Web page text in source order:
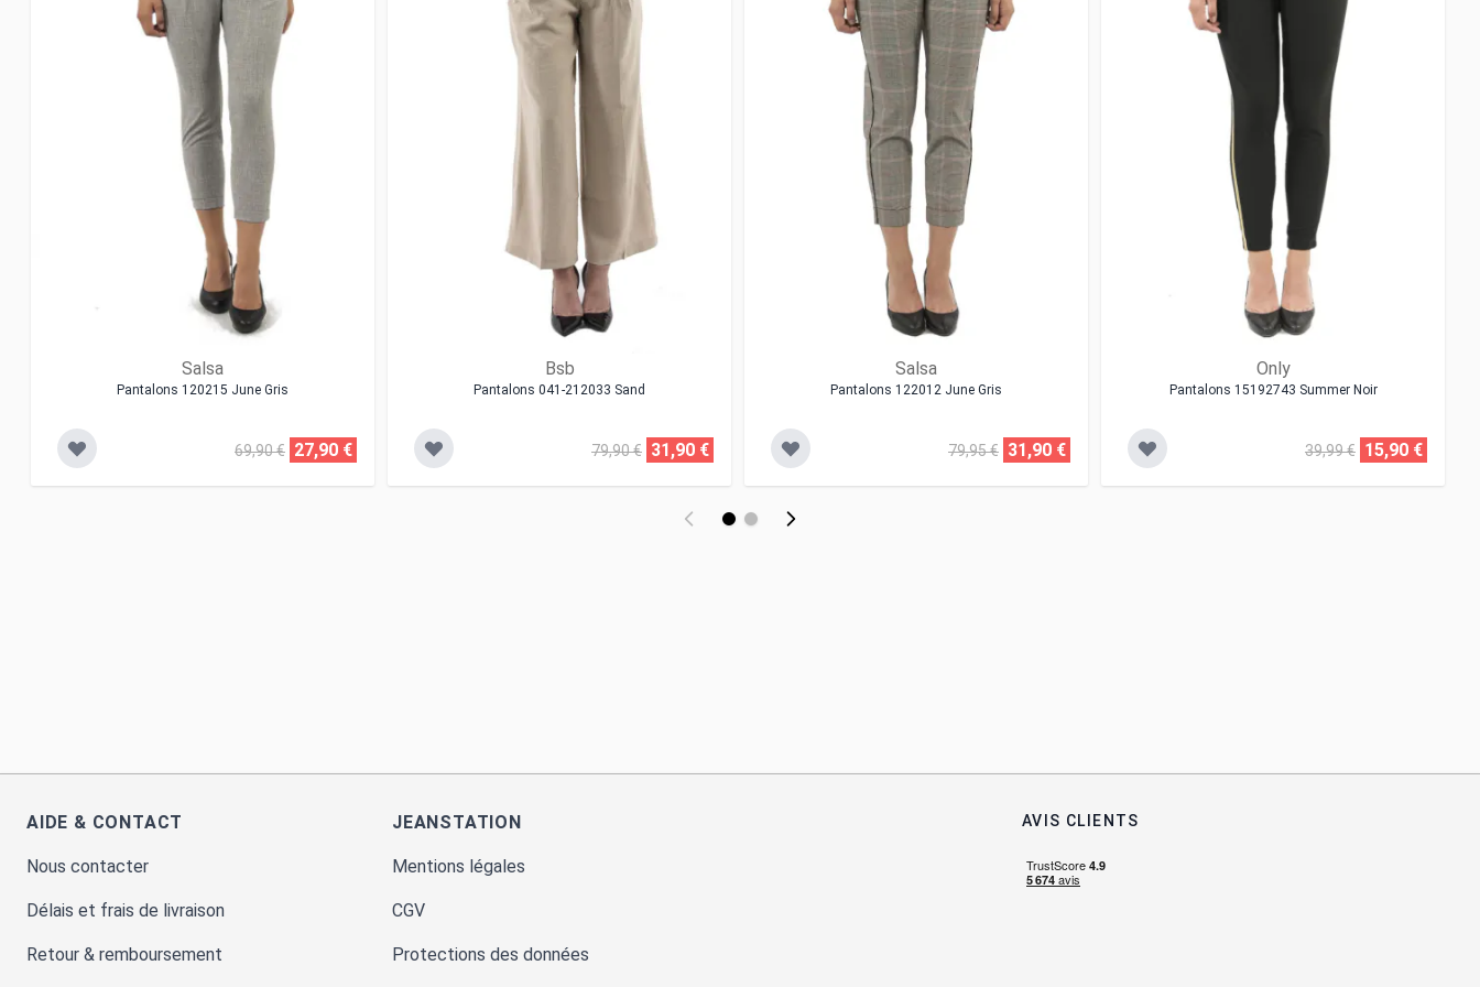
Salsa
Pantalons 120215 June Gris
69,90 € 27,90 €
Bsb
Pantalons 041-212033 Sand
79,90 € 31,90 €
Salsa
Pantalons 122012 June Gris
79,95 € 31,90 €
Only
Pantalons 15192743 Summer Noir
39,99 € 15,90 €
AIDE & CONTACT
Nous contacter
Délais et frais de livraison
Retour & remboursement
JEANSTATION
Mentions légales
CGV
Protections des données
AVIS CLIENTS